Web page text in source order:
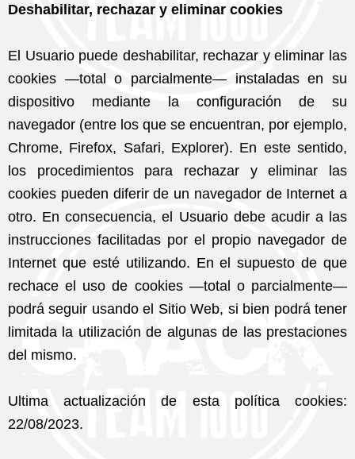
Deshabilitar, rechazar y eliminar cookies
El Usuario puede deshabilitar, rechazar y eliminar las
cookies —total o parcialmente— instaladas en su
dispositivo mediante la configuración de su
navegador (entre los que se encuentran, por ejemplo,
Chrome, Firefox, Safari, Explorer). En este sentido,
los procedimientos para rechazar y eliminar las
cookies pueden diferir de un navegador de Internet a
otro. En consecuencia, el Usuario debe acudir a las
instrucciones facilitadas por el propio navegador de
Internet que esté utilizando. En el supuesto de que
rechace el uso de cookies —total o parcialmente—
podrá seguir usando el Sitio Web, si bien podrá tener
limitada la utilización de algunas de las prestaciones
del mismo.
Ultima actualización de esta política cookies:
22/08/2023.